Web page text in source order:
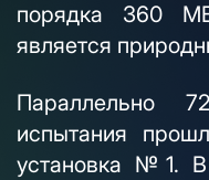
порядка 360
является
Параллельно
испытания
установка №1. В